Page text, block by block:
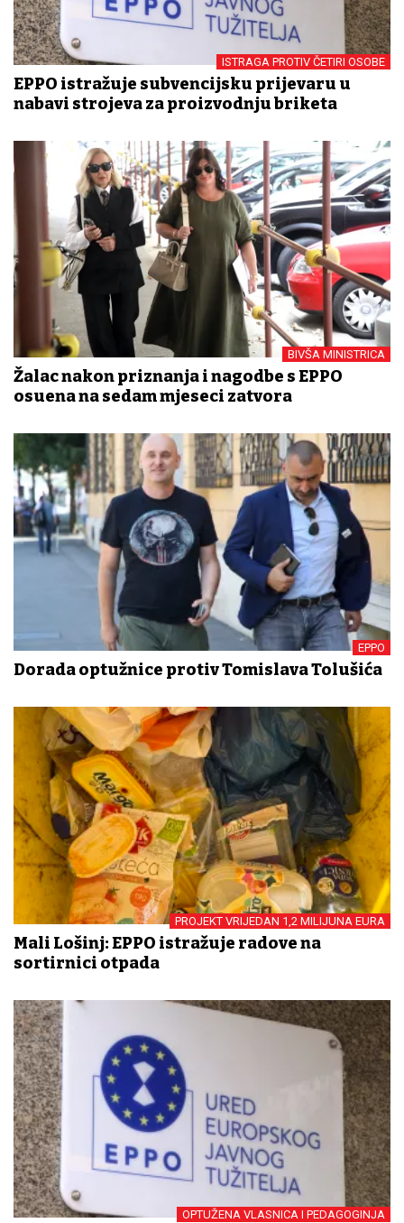
ISTRAGA PROTIV ČETIRI OSOBE
EPPO istražuje subvencijsku prijevaru u
nabavi strojeva za proizvodnju briketa
BIVŠA MINISTRICA
Žalac nakon priznanja i nagodbe s EPPO
osuđena na sedam mjeseci zatvora
EPPO
Dorada optužnice protiv Tomislava Tolušića
PROJEKT VRIJEDAN 1,2 MILIJUNA EURA
Mali Lošinj: EPPO istražuje radove na
sortirnici otpada
OPTUŽENA VLASNICA I PEDAGOGINJA